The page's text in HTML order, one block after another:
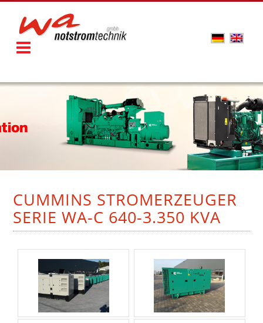
CUMMINS STROMERZEUGER
SERIE WA-C 640-3.350 KVA